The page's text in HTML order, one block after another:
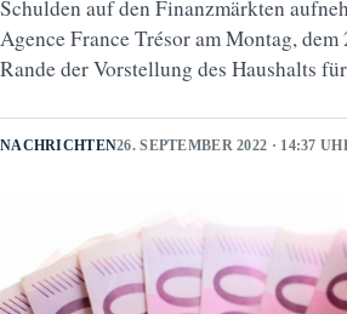
Schulden auf den Finanzmärkten
Agence France Trésor am Montag, dem
Rande der Vorstellung des Haushalts
NACHRICHTEN26. SEPTEMBER 2022 · 14:37